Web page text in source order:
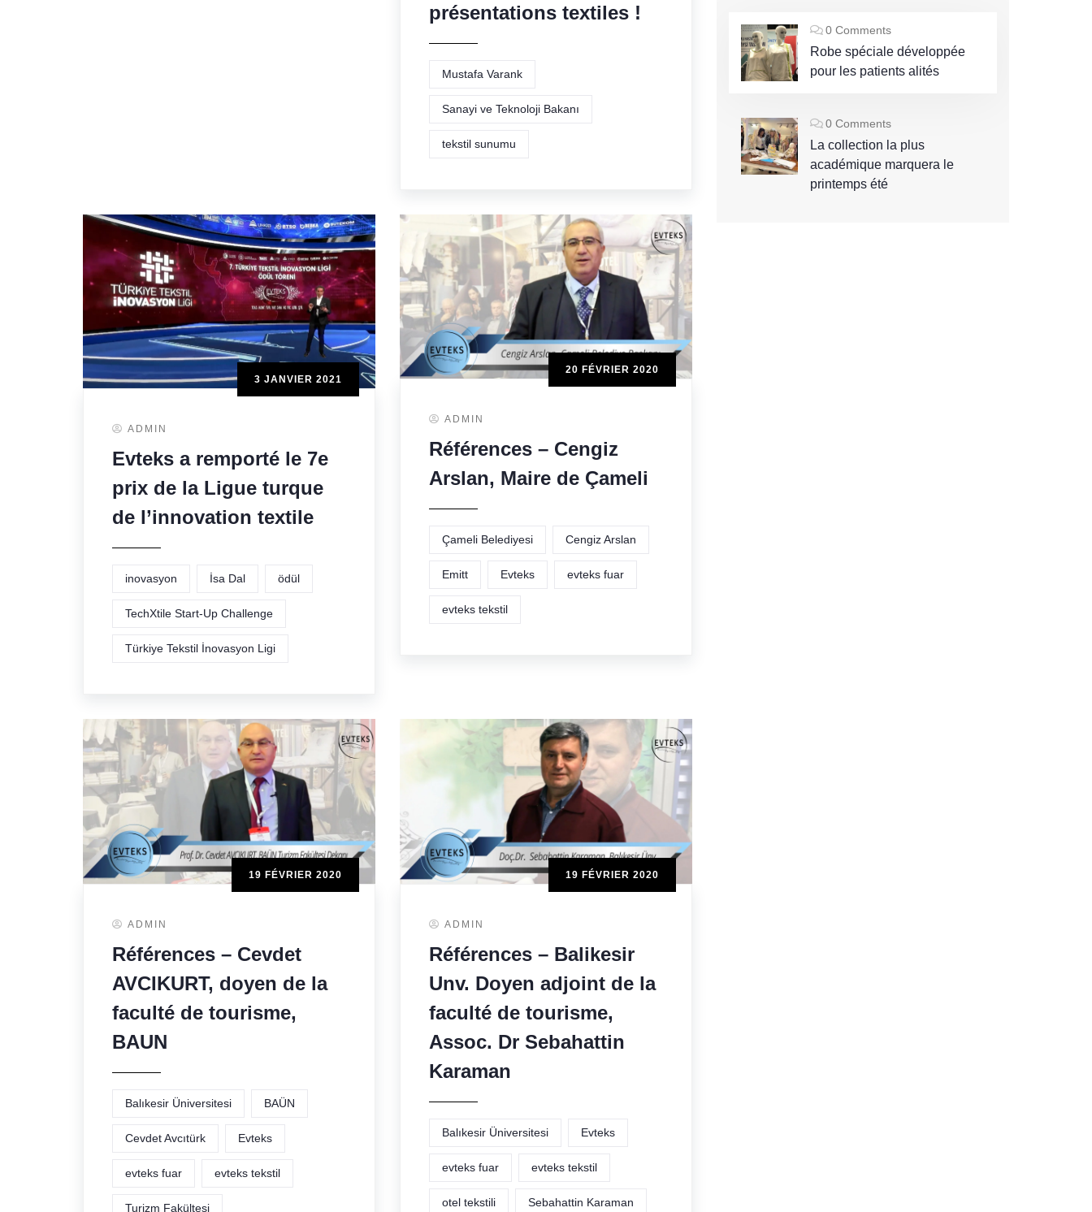
présentations textiles !
Mustafa Varank
Sanayi ve Teknoloji Bakanı
tekstil sunumu
3 JANVIER 2021
ADMIN
Evteks a remporté le 7e
prix de la Ligue turque
de l’innovation textile
inovasyon İsa Dal ödül
TechXtile Start-Up Challenge
Türkiye Tekstil İnovasyon Ligi
20 FÉVRIER 2020
ADMIN
Références – Cengiz
Arslan, Maire de Çameli
Çameli Belediyesi Cengiz Arslan
Emitt Evteks evteks fuar
evteks tekstil
19 FÉVRIER 2020
ADMIN
Références – Cevdet
AVCIKURT, doyen de la
faculté de tourisme,
BAUN
Balıkesir Üniversitesi BAÜN
Cevdet Avcıtürk Evteks
evteks fuar evteks tekstil
Turizm Fakültesi
19 FÉVRIER 2020
ADMIN
Références – Balikesir
Unv. Doyen adjoint de la
faculté de tourisme,
Assoc. Dr Sebahattin
Karaman
Balıkesir Üniversitesi Evteks
evteks fuar evteks tekstil
otel tekstili Sebahattin Karaman
0 Comments
Robe spéciale développée
pour les patients alités
0 Comments
La collection la plus
académique marquera le
printemps été